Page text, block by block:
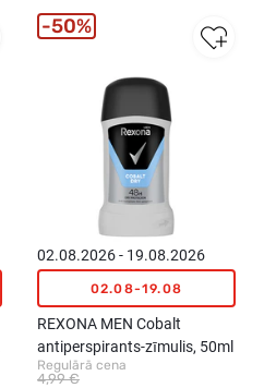
02.08.2026 - 19.08.2026
02.08-19.08
REXONA MEN Cobalt
antiperspirants-zīmulis, 50ml
Regulārā cena
4,99 €
50%